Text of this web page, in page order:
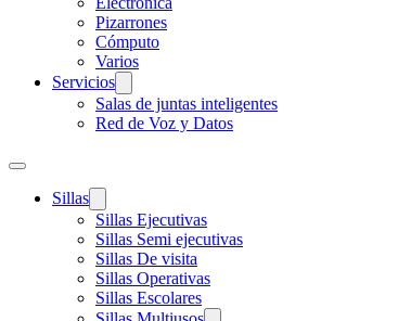
Pizarrones
Cómputo
Varios
Servicios
Salas de juntas inteligentes
Red de Voz y Datos
Sillas
Sillas Ejecutivas
Sillas Semi ejecutivas
Sillas De visita
Sillas Operativas
Sillas Escolares